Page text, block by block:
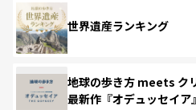
世界遺産ランキング
地球の歩き方 meets ク
最新作『オデュッセイア』